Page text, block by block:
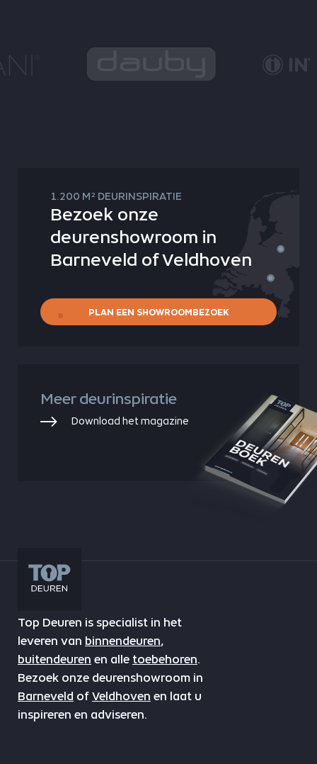
Meer deurinspiratie
Download het magazine
1.200 M2 DEURINSPIRATIE
Bezoek onze
deurenshowroom in
Barneveld of Veldhoven
PLAN EEN SHOWROOMBEZOEK
Top Deuren is specialist in het
leveren van binnendeuren,
buitendeuren en alle toebehoren.
Bezoek onze deurenshowroom in
Barneveld of Veldhoven en laat u
inspireren en adviseren.